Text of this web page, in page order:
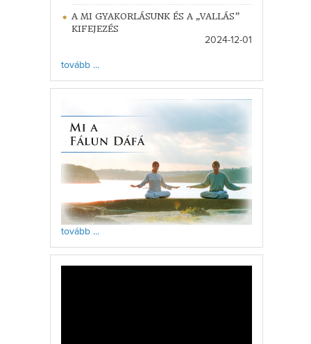
A MI GYAKORLÁSUNK ÉS A „VALLÁS”
KIFEJEZÉS
2024-12-01
tovább ...
tovább ...